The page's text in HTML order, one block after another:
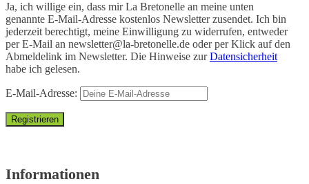
Ja, ich willige ein, dass mir La Bretonelle an meine unten
genannte E-Mail-Adresse kostenlos Newsletter zusendet. Ich bin
jederzeit berechtigt, meine Einwilligung zu widerrufen, entweder
per E-Mail an newsletter@la-bretonelle.de oder per Klick auf den
Abmeldelink im Newsletter. Die Hinweise zurDatensicherheit
habe ich gelesen.
E-Mail-Adresse:
Informationen